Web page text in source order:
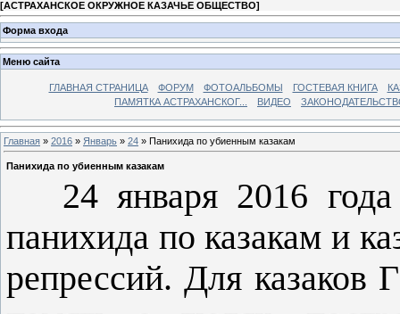
[АСТРАХАНСКОЕ ОКРУЖНОЕ КАЗАЧЬЕ ОБЩЕСТВО]
Форма входа
Меню сайта
ГЛАВНАЯ СТРАНИЦА ФОРУМ ФОТОАЛЬБОМЫ ГОСТЕВАЯ КНИГА
ПАМЯТКА АСТРАХАНСКОГ...
ВИДЕО
Главная » 2016 » Январь » 24 » Панихида по убиенным казакам
Панихида по убиенным казакам
24 января 2016 года
панихида по казакам и
репрессий. Для